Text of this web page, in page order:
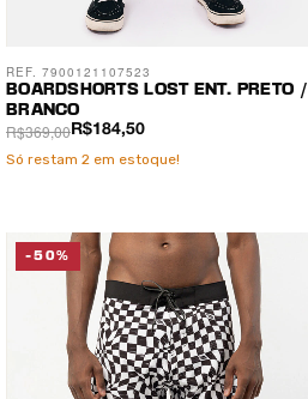
BOARDSHORTS LOST ENT. PRETO /
BRANCO
R$184,50
R$369,00
REF. 7900121107523
Só restam 2 em estoque!
-50%